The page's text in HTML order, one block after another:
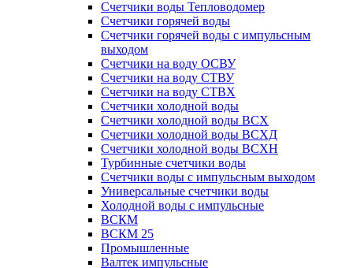
Счетчики воды Тепловодомер
Счетчики горячей воды
Счетчики горячей воды с импульсным
выходом
Счетчики на воду ОСВУ
Счетчики на воду СТВУ
Счетчики на воду СТВХ
Счетчики холодной воды
Счетчики холодной воды ВСХ
Счетчики холодной воды ВСХД
Счетчики холодной воды ВСХН
Турбинные счетчики воды
Счетчики воды с импульсным выходом
Универсальные счетчики воды
Холодной воды с импульсные
ВСКМ
ВСКМ 25
Промышленные
Валтек импульсные